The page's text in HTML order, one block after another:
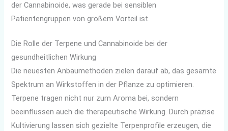
der Cannabinoide, was gerade bei sensiblen
Patientengruppen von großem Vorteil ist.
Die Rolle der Terpene und Cannabinoide bei der
gesundheitlichen Wirkung
Die neuesten Anbaumethoden zielen darauf ab, das gesamte
Spektrum an Wirkstoffen in der Pflanze zu optimieren.
Terpene tragen nicht nur zum Aroma bei, sondern
beeinflussen auch die therapeutische Wirkung. Durch präzise
Kultivierung lassen sich gezielte Terpenprofile erzeugen, die